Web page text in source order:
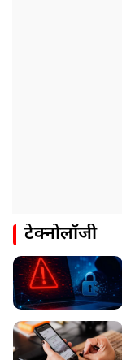
टेक्नोलॉजी